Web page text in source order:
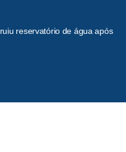
reservatório de água após